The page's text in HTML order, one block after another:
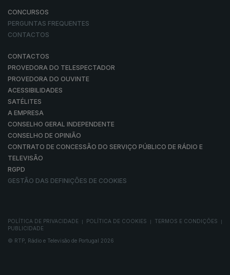
CONCURSOS
PERGUNTAS FREQUENTES
CONTACTOS
CONTACTOS
PROVEDORA DO TELESPECTADOR
PROVEDORA DO OUVINTE
ACESSIBILIDADES
SATÉLITES
A EMPRESA
CONSELHO GERAL INDEPENDENTE
CONSELHO DE OPINIÃO
CONTRATO DE CONCESSÃO DO SERVIÇO PÚBLICO DE RÁDIO E
TELEVISÃO
RGPD
GESTÃO DAS DEFINIÇÕES DE COOKIES
POLÍTICA DE PRIVACIDADE POLÍTICA DE COOKIES TERMOS E CONDIÇÕES
PUBLICIDADE
© RTP, Rádio e Televisão de Portugal 2026